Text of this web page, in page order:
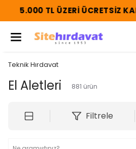
5.000 TL ÜZERI
Teknik Hırdavat
El Aletleri 881 ürün
Filtrele